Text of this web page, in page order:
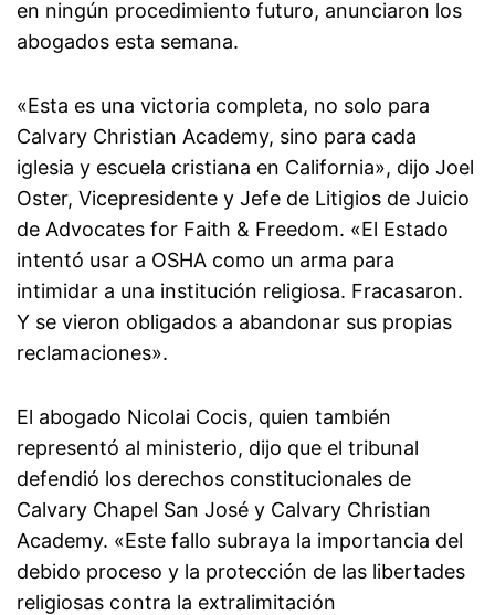
en ningún procedimiento futuro, anunciaron los
abogados esta semana.
«Esta es una victoria completa, no solo para
Calvary Christian Academy, sino para cada
iglesia y escuela cristiana en California», dijo Joel
Oster, Vicepresidente y Jefe de Litigios de Juicio
de Advocates for Faith & Freedom. «El Estado
intentó usar a OSHA como un arma para
intimidar a una institución religiosa. Fracasaron.
Y se vieron obligados a abandonar sus propias
reclamaciones».
El abogado Nicolai Cocis, quien también
representó al ministerio, dijo que el tribunal
defendió los derechos constitucionales de
Calvary Chapel San José y Calvary Christian
Academy. «Este fallo subraya la importancia del
debido proceso y la protección de las libertades
religiosas contra la extralimitación